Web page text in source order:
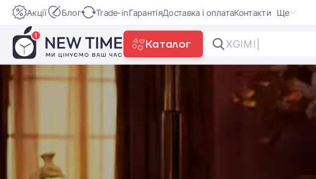
Акції Блог Trade-inГарантіяДоставка і оплатаКонтакти Ще
Каталог Garmin Fen